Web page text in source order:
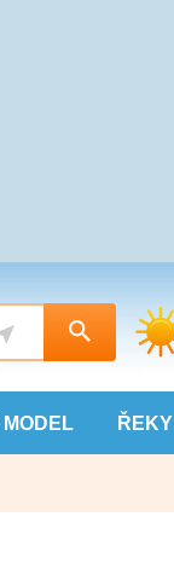
MODEL ŘEKY